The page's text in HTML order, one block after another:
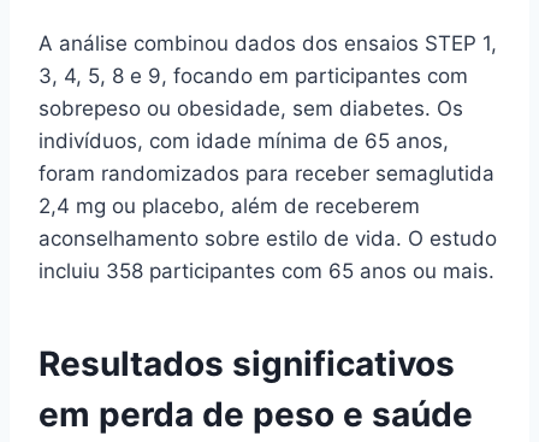
A análise combinou dados dos ensaios STEP 1,
3, 4, 5, 8 e 9, focando em participantes com
sobrepeso ou obesidade, sem diabetes. Os
indivíduos, com idade mínima de 65 anos,
foram randomizados para receber semaglutida
2,4 mg ou placebo, além de receberem
aconselhamento sobre estilo de vida. O estudo
incluiu 358 participantes com 65 anos ou mais.
Resultados significativos
em perda de peso e saúde